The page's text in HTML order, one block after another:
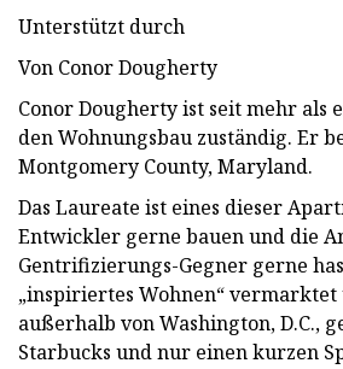
Unterstützt durch
Von Conor Dougherty
Conor Dougherty ist seit mehr als
den Wohnungsbau zuständig. Er
Montgomery County, Maryland.
Das Laureate ist eines dieser
Entwickler gerne bauen und die
Gentrifizierungs-Gegner gerne
„inspiriertes Wohnen“
außerhalb von Washington, D.C.,
Starbucks und nur einen kurzen